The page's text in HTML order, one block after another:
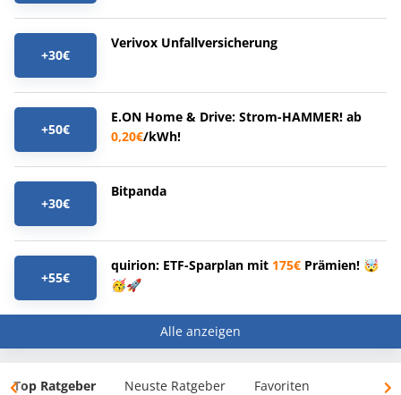
+30€
Verivox Unfallversicherung
+50€
E.ON Home & Drive: Strom-HAMMER! ab
0,20€/kWh!
+30€
Bitpanda
+55€
quirion: ETF-Sparplan mit 175€ Prämien! 🤯
🥳🚀
Alle anzeigen
Top Ratgeber Neuste Ratgeber Favoriten